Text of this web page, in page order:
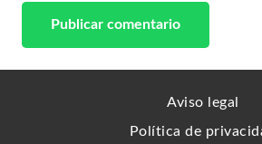
Publicar comentario
Aviso legal
Política de